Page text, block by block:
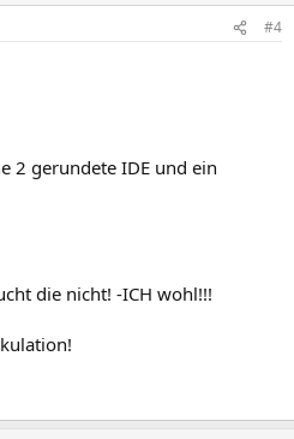
#4
2 gerundete IDE und ein
die nicht! -ICH wohl!!!